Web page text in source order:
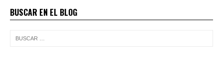
BUSCAR EN EL BLOG